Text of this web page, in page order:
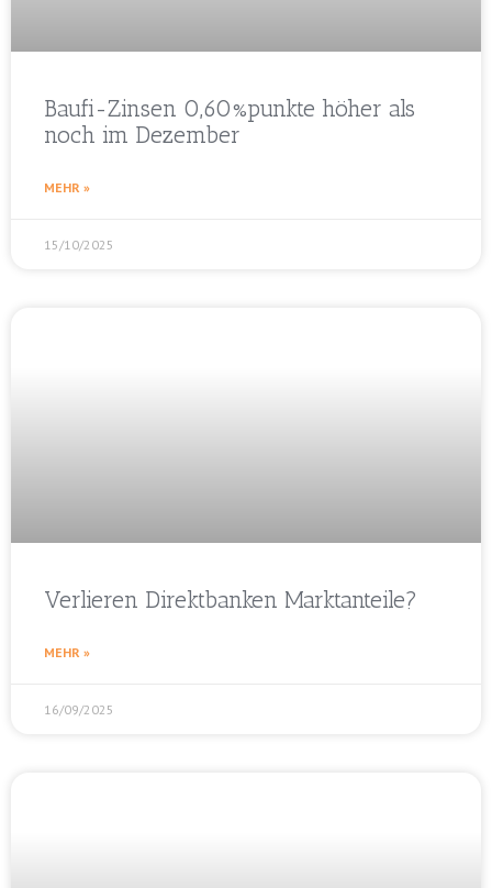
Baufi-Zinsen 0,60%punkte höher als
noch im Dezember
MEHR »
15/10/2025
Verlieren Direktbanken Marktanteile?
MEHR »
16/09/2025